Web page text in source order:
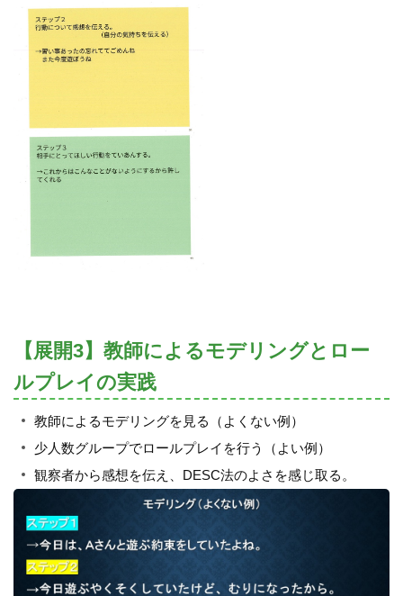
【展開3】教師によるモデリングとロー
ルプレイの実践
教師によるモデリングを見る（よくない例）
少人数グループでロールプレイを行う（よい例）
観察者から感想を伝え、DESC法のよさを感じ取る。